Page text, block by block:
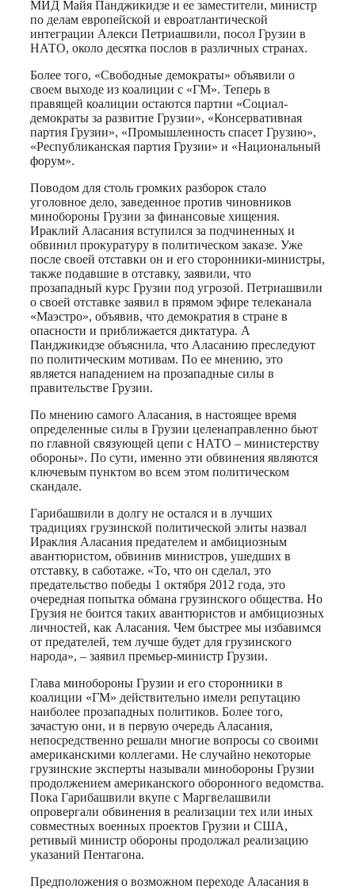
МИД Майя Панджикидзе и ее заместители, министр
по делам европейской и евроатлантической
интеграции Алекси Петриашвили, посол Грузии в
НАТО, около десятка послов в различных странах.
Более того, «Свободные демократы» объявили о
своем выходе из коалиции с «ГМ». Теперь в
правящей коалиции остаются партии «Социал-
демократы за развитие Грузии», «Консервативная
партия Грузии», «Промышленность спасет Грузию»,
«Республиканская партия Грузии» и «Национальный
форум».
Поводом для столь громких разборок стало
уголовное дело, заведенное против чиновников
минобороны Грузии за финансовые хищения.
Ираклий Аласания вступился за подчиненных и
обвинил прокуратуру в политическом заказе. Уже
после своей отставки он и его сторонники-министры,
также подавшие в отставку, заявили, что
прозападный курс Грузии под угрозой. Петриашвили
о своей отставке заявил в прямом эфире телеканала
«Маэстро», объявив, что демократия в стране в
опасности и приближается диктатура. А
Панджикидзе объяснила, что Аласанию преследуют
по политическим мотивам. По ее мнению, это
является нападением на прозападные силы в
правительстве Грузии.
По мнению самого Аласания, в настоящее время
определенные силы в Грузии целенаправленно бьют
по главной связующей цепи с НАТО – министерству
обороны». По сути, именно эти обвинения являются
ключевым пунктом во всем этом политическом
скандале.
Гарибашвили в долгу не остался и в лучших
традициях грузинской политической элиты назвал
Ираклия Аласания предателем и амбициозным
авантюристом, обвинив министров, ушедших в
отставку, в саботаже. «То, что он сделал, это
предательство победы 1 октября 2012 года, это
очередная попытка обмана грузинского общества. Но
Грузия не боится таких авантюристов и амбициозных
личностей, как Аласания. Чем быстрее мы избавимся
от предателей, тем лучше будет для грузинского
народа», – заявил премьер-министр Грузии.
Глава минобороны Грузии и его сторонники в
коалиции «ГМ» действительно имели репутацию
наиболее прозападных политиков. Более того,
зачастую они, и в первую очередь Аласания,
непосредственно решали многие вопросы со своими
американскими коллегами. Не случайно некоторые
грузинские эксперты называли минобороны Грузии
продолжением американского оборонного ведомства.
Пока Гарибашвили вкупе с Маргвелашвили
опровергали обвинения в реализации тех или иных
совместных военных проектов Грузии и США,
ретивый министр обороны продолжал реализацию
указаний Пентагона.
Предположения о возможном переходе Аласания в